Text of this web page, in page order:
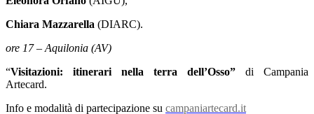
Chiara Mazzarella (DIARC).
ore 17 – Aquilonia (AV)
“Visitazioni: itinerari nella terra dell’Osso” di Campania
Artecard.
Info e modalità di partecipazione su campaniartecard.it